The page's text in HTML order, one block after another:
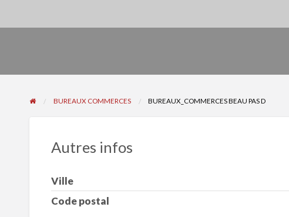
BUREAUX COMMERCES BUREAUX_COMMERCES BEAU PAS D
Autres infos
Ville
Code postal